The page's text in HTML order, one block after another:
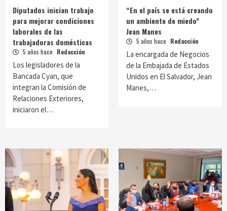
Diputados inician trabajo
para mejorar condiciones
laborales de las
trabajadoras domésticas
5 años hace Redacción
Los legisladores de la
Bancada Cyan, que
integran la Comisión de
Relaciones Exteriores,
iniciaron el…
“En el país se está creando
un ambiente de miedo”
Jean Manes
5 años hace Redacción
La encargada de Negocios
de la Embajada de Estados
Unidos en El Salvador, Jean
Manes,…